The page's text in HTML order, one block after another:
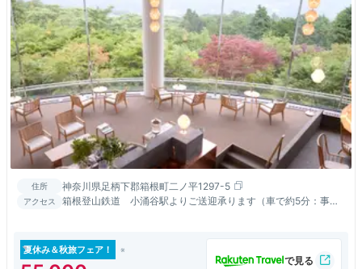
住所 神奈川県足柄下郡箱根町二ノ平1297-5
アクセス
箱根登山鉄道 小涌谷駅よりご送迎承ります（車で約5分：事前
夏休み＆秋旅フェア！